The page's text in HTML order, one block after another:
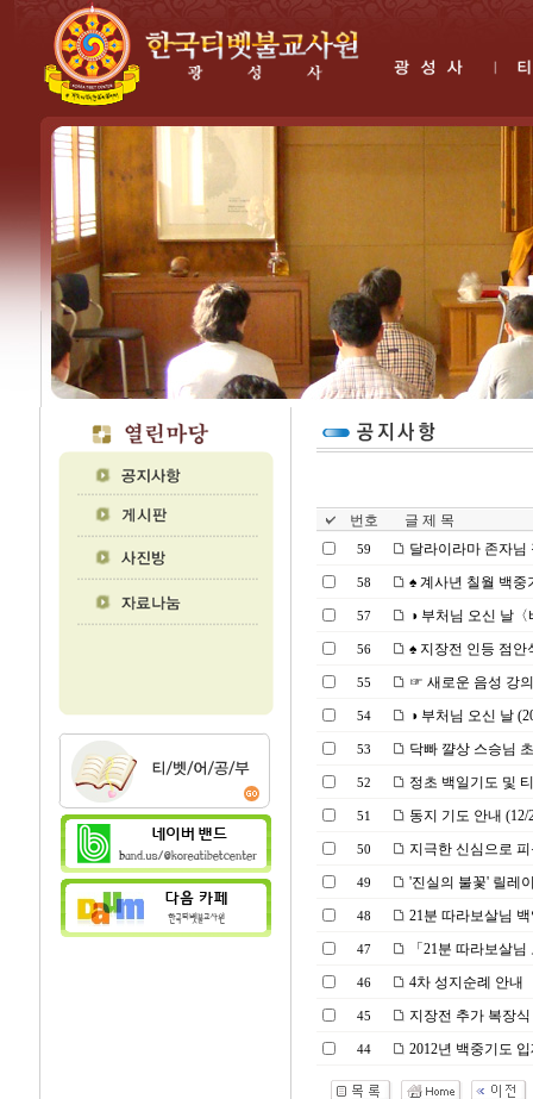
번호 글 제 목
59 달라이라마 존자님
58 ♠ 계사년 칠월 백중
57 ◑ 부처님 오신 날
56 ♠ 지장전 인등 점안
55 ☞ 새로운 음성 강
54 ◑ 부처님 오신 날
53 닥빠 꺌상 스승님
52 정초 백일기도 및
51 동지 기도 안내 (12/
50 지극한 신심으로
49 '진실의 불꽃' 릴레
48 21분 따라보살님
47 「21분 따라보살
46 4차 성지순례 안내
45 지장전 추가 복장
44 2012년 백중기도